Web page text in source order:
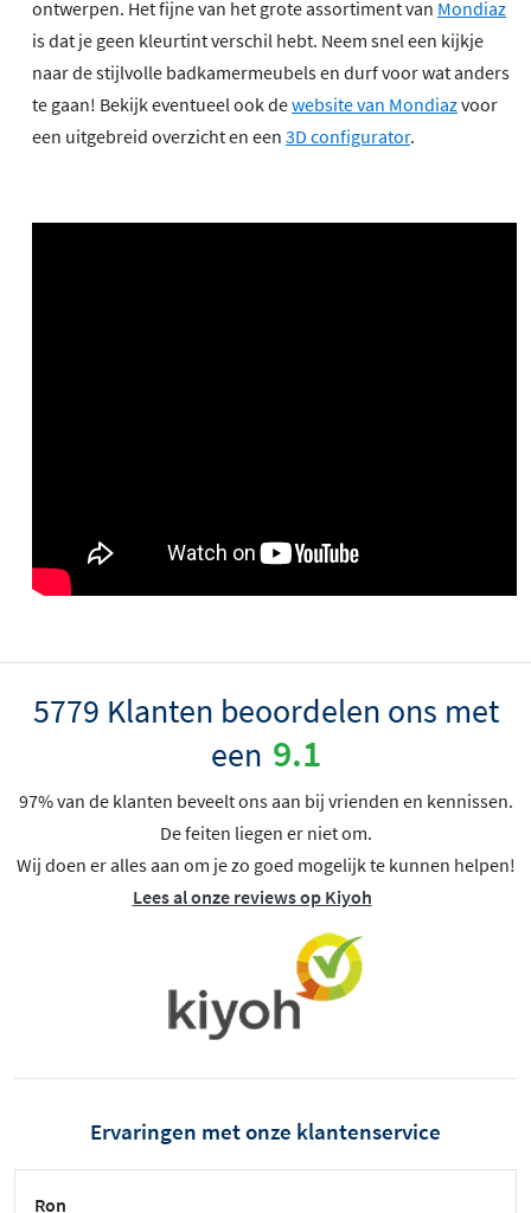
ontwerpen. Het fijne van het grote assortiment van Mondiaz
is dat je geen kleurtint verschil hebt. Neem snel een kijkje
naar de stijlvolle badkamermeubels en durf voor wat anders
te gaan! Bekijk eventueel ook dewebsite van Mondiazvoor
een uitgebreid overzicht en een 3D configurator.
5779 Klanten beoordelen ons met
een 9.1
97% van de klanten beveelt ons aan bij vrienden en kennissen.
De feiten liegen er niet om.
Wij doen er alles aan om je zo goed mogelijk te kunnen helpen!
Lees al onze reviews op Kiyoh
Ervaringen met onze klantenservice
Ron